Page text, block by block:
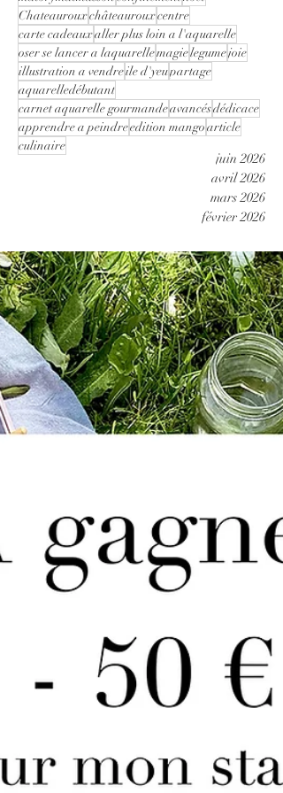
juin 2026
avril 2026
mars 2026
février 2026
Chateaurouxchâteaurouxcentre
carte cadeauxaller plus loin a l'aquarelle
oser se lancer a laquarellemagielegumejoie
illustration a vendreile d'yeupartage
aquarelledébutant
carnet aquarelle gourmandeavancésdédicace
apprendre a peindreedition mangoarticle
culinaire